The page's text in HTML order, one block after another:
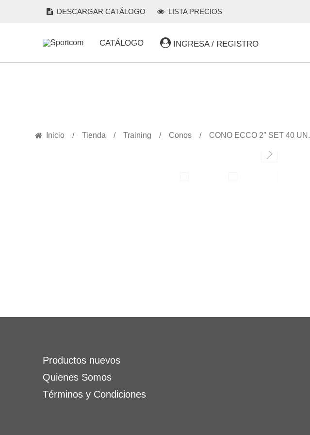
DESCARGAR CATÁLOGO LISTA PRECIOS
CATÁLOGO INGRESA / REGISTRO
Inicio Tienda Training Conos CONO ECCO 2″ SET 40 UN.
Productos nuevos
Quienes Somos
Términos y Condiciones